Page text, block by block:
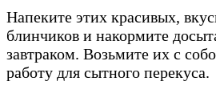
Напеките этих красивых,
блинчиков и накормите
завтраком. Возьмите их с
работу для сытного перекуса.